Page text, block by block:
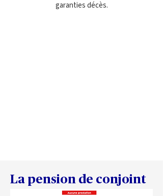
garanties décès.
La pension de conjoint